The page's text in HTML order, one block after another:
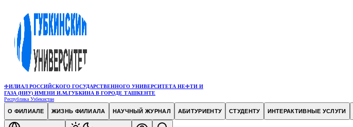
ФИЛИАЛ РОССИЙСКОГО ГОСУДАРСТВЕННОГО УНИВЕРСИТЕТА НЕФТИ И
ГАЗА (НИУ) ИМЕНИ И.М.ГУБКИНА В ГОРОДЕ ТАШКЕНТЕ
Республика Узбекистан
О ФИЛИАЛЕ ЖИЗНЬ ФИЛИАЛА НАУЧНЫЙ ЖУРНАЛ АБИТУРИЕНТУ СТУДЕНТУ ИНТЕРАКТИВНЫЕ УСЛУГИ